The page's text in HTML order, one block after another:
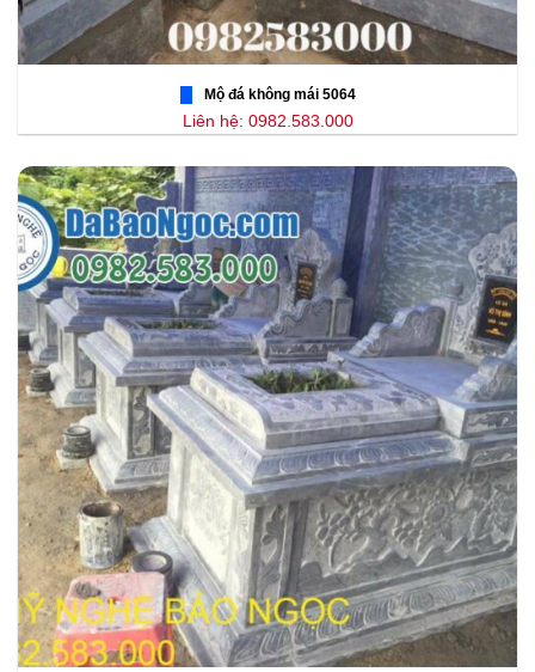
Mộ đá không mái 5064
Liên hệ: 0982.583.000